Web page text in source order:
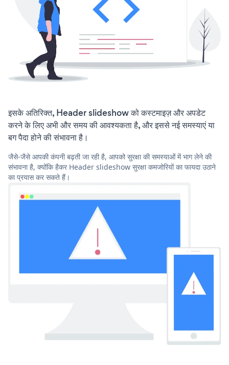
इसके अतिरिक्त, Header slideshow को कस्टमाइज़ और अपडेट
करने के लिए अभी और समय की आवश्यकता है, और इससे नई समस्याएं या
बग पैदा होने की संभावना है।
जैसे-जैसे आपकी कंपनी बढ़ती जा रही है, आपको सुरक्षा की समस्याओं में भाग लेने की
संभावना है, क्योंकि हैकर Header slideshow सुरक्षा कमजोरियों का फायदा उठाने
का प्रयास कर सकते हैं।